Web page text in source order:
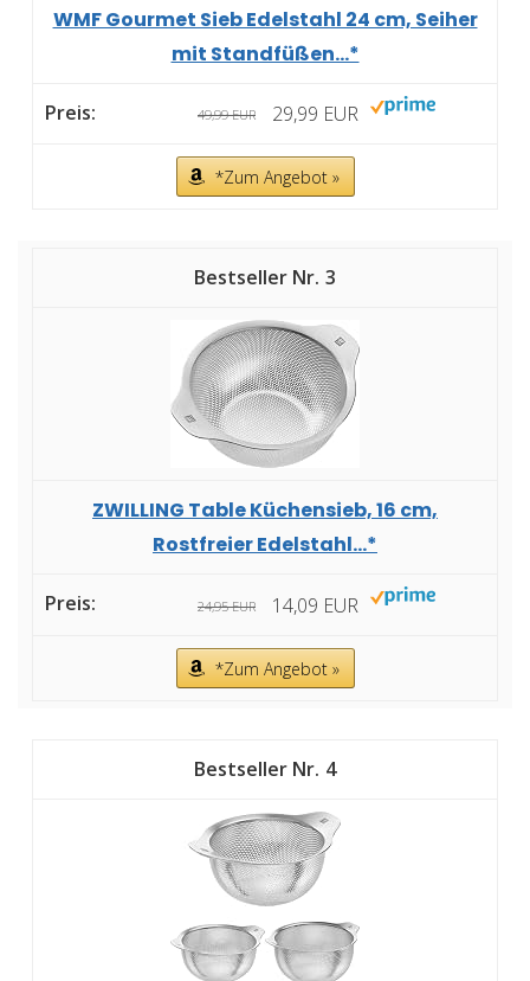
WMF Gourmet Sieb Edelstahl 24 cm, Seiher
mit Standfüßen...*
49,99 EUR 29,99 EUR
*Zum Angebot »
3
ZWILLING Table Küchensieb, 16 cm,
Rostfreier Edelstahl...*
24,95 EUR 14,09 EUR
*Zum Angebot »
4